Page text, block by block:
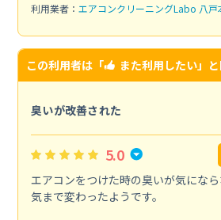
利用業者： エアコンクリーニングLabo 八戸
この利用者は「 また利用したい」
臭いが改善された
5.0
エアコンをつけた時の臭いが気にな
気まで変わったようです。